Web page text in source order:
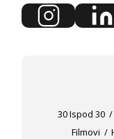
30 Ispod 30
Filmovi